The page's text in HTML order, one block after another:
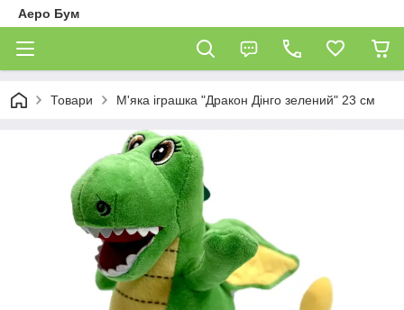
Аеро Бум
Товари М'яка іграшка "Дракон Дінго зелений" 23 см